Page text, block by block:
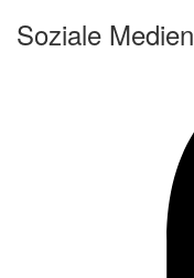
Soziale Medien